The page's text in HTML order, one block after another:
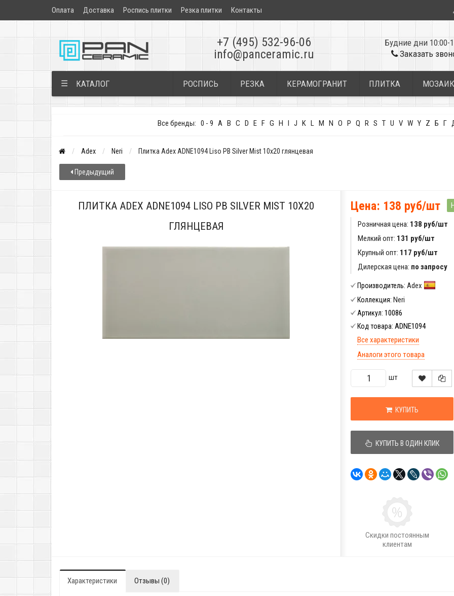
Оплата Доставка Роспись плитки Резка плитки Контакты
+7 (495) 532-96-06
info@panceramic.ru
Будние дни 10:00-
Заказать
☰ КАТАЛОГ РОСПИСЬ РЕЗКА КЕРАМОГРАНИТ ПЛИТКА
Все бренды: 0 - 9 A B C D E F G H I J K L M N O P Q R S T U V W Y Z Б Г
Adex Neri Плитка Adex ADNE1094 Liso PB Silver Mist 10x20 глянцевая
Предыдущий
ПЛИТКА ADEX ADNE1094 LISO PB SILVER MIST 10X20
ГЛЯНЦЕВАЯ
Цена: 138 руб/шт
Розничная цена: 138 руб/шт
Мелкий опт: 131 руб/шт
Крупный опт: 117 руб/шт
Дилерская цена: по запросу
Производитель: Adex
Коллекция: Neri
Артикул: 10086
Код товара: ADNE1094
Все характеристики
Аналоги этого товара
шт
КУПИТЬ
КУПИТЬ В ОДИН КЛИК
Скидки постоянным
клиентам
Характеристики Отзывы (0)